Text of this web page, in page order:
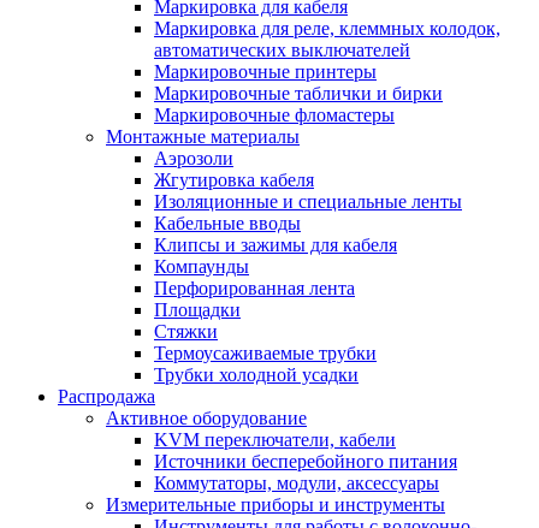
Маркировка для кабеля
Маркировка для реле, клеммных колодок,
автоматических выключателей
Маркировочные принтеры
Маркировочные таблички и бирки
Маркировочные фломастеры
Монтажные материалы
Аэрозоли
Жгутировка кабеля
Изоляционные и специальные ленты
Кабельные вводы
Клипсы и зажимы для кабеля
Компаунды
Перфорированная лента
Площадки
Стяжки
Термоусаживаемые трубки
Трубки холодной усадки
Распродажа
Активное оборудование
KVM переключатели, кабели
Источники бесперебойного питания
Коммутаторы, модули, аксессуары
Измерительные приборы и инструменты